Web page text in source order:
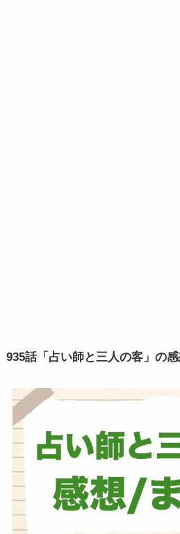
935話「占い師と三人の客」の